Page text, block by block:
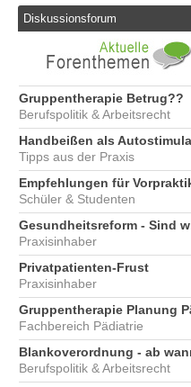
Diskussionsforum
Gruppentherapie Betrug??
Berufspolitik & Arbeitsrecht
Handbeißen als
Tipps aus der Praxis
Empfehlungen für
Schüler & Studenten
Gesundheitsreform - Sind
Praxisinhaber
Privatpatienten-Frust
Praxisinhaber
Gruppentherapie Planung
Fachbereich Pädiatrie
Blankoverordnung - ab
Berufspolitik & Arbeitsrecht